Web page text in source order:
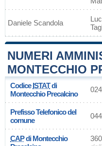
Daniele Scandola
NUMERI
MONTECCHIO
CodiceISTATdi
Montecchio Precalcino
Prefisso Telefonico del
comune
CAPdi Montecchio